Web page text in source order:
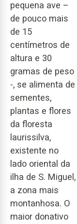
pequena ave –
de pouco mais
de 15
centímetros de
altura e 30
gramas de peso
-, se alimenta de
sementes,
plantas e flores
da floresta
laurissilva,
existente no
lado oriental da
ilha de S. Miguel,
a zona mais
montanhosa. O
maior donativo